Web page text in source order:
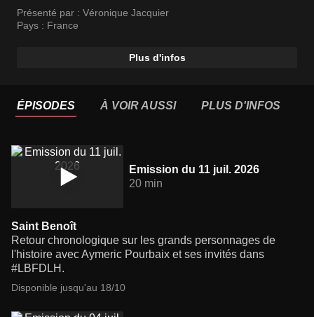
Présenté par : Véronique Jacquier
Pays : France
Plus d'infos
ÉPISODES À VOIR AUSSI PLUS D'INFOS
Emission du 11 juil. 2026
20 min
Saint Benoît
Retour chronologique sur les grands personnages de
l'histoire avec Aymeric Pourbaix et ses invités dans
#LBFDLH.
Disponible jusqu'au 18/10